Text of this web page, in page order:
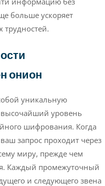
больше ускоряет
онион
уникальную
уровень
шифрования. Когда
запрос проходит через
миру, прежде чем
Каждый промежуточный
и следующего звена